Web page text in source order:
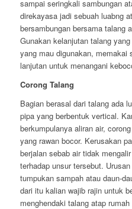
sampai seringkali sambungan
direkayasa jadi sebuah luabng
bersambungan bersama talang
Gunakan kelanjutan talang
yang mau digunakan, memakai
lanjutan untuk menangani
Corong Talang
Bagian berasal dari talang ada
pipa yang berbentuk vertical.
berkumpulanya aliran air,
yang rawan bocor. Kerusakan
berjalan sebab air tidak
terhadap unsur tersebut.
tumpukan sampah atau daun-
dari itu kalian wajib rajin untuk
menghendaki talang atap